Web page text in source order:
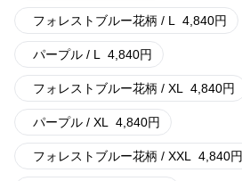
フォレストブルー花柄 / L 4,840円
パープル / L 4,840円
フォレストブルー花柄 / XL 4,840円
パープル / XL 4,840円
フォレストブルー花柄 / XXL 4,840円